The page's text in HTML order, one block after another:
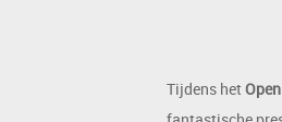
Tijdens het